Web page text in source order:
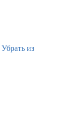
Убрать из